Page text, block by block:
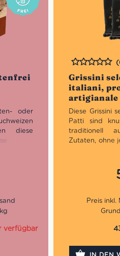
oder
diese
ohne
die Lust
verfügbar
Grissini
italiani,
Bewertet
Diese Grissini
Patti sind
traditionell
Zutaten, ohne
Ruhezeiten
werden.
Variante ist
Für die